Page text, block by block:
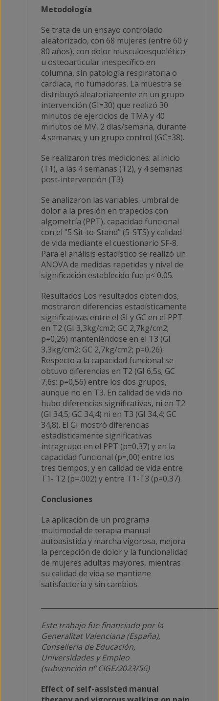
Metodología
Se trata de un ensayo controlado
aleatorizado, con 68 mujeres (entre 60 y
80 años), con dolor musculoesquelético
u osteoarticular inespecífico en
columna, sin patología respiratoria o
cardíaca, no fumadoras. La muestra se
distribuyó aleatoriamente en un grupo
intervención (GI=30) que realizó 30
minutos de ejercicios de TMA y 40
minutos de MV, 2 días/semana, durante
4 semanas; y un grupo control (GC=38).
Se realizaron tres mediciones: al inicio
(T1), a las 4 semanas (T2), y 4 semanas
post-intervención (T3).
Se analizaron las variables: umbral de
dolor a la presión en trapecios con
algometría (PPT), capacidad funcional
con el "5 Sit-to-Stand" (5-STS) y calidad
de vida mediante el cuestionario SF-8.
Para el análisis estadístico se realizó un
ANOVA de medidas repetidas y nivel de
significación establecido fue p< 0,05.
Resultados Los resultados obtenidos,
mostraron diferencias estadísticamente
significativas entre el GI y GC en el PPT
en T2 (GI 3,3kg/cm2; GC 2,7kg/cm2;
p=0,26) manteniéndose en el T3 (GI
3,3kg/cm2; GC 2,7kg/cm2; p=0,26).
Respecto a la capacidad funcional se
obtuvo diferencias en T2 (GI 6,5s; GC
7,6s; p=0,56) entre los dos grupos,
aunque no en T3. En calidad de vida no
hubo diferencias significativas, ni en T2
(GI 34,5; GC 34,4) ni en T3 (GI 34,4; GC
34,8). El GI mostró diferencias
estadísticamente significativas
intragrupo en el PPT (p=0,37) y en la
capacidad funcional (p=,00) entre los
tres tiempos, y en calidad de vida entre
T1- T2 (p=,002) y entre T1-T3 (p=0,37).
Conclusiones
La aplicación de un programa
multimodal de terapia manual
autoasistida y marcha vigorosa, mejora
la percepción de dolor y la funcionalidad
de mujeres adultas mayores, mientras
su calidad de vida se mantiene
satisfactoria y sin cambios.
Este trabajo fue financiado por la
Generalitat Valenciana (España),
Conselleria de Educación,
Universidades y Empleo
(subvención nº CIGE/2023/56)
Effect of self-assisted manual